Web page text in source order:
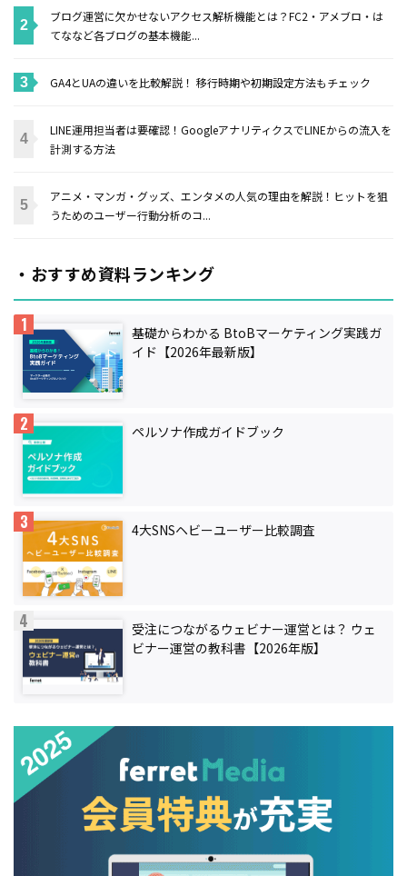
ブログ運営に欠かせないアクセス解析機能とは？FC2・アメブロ・は
てななど各ブログの基本機能...
GA4とUAの違いを比較解説！ 移行時期や初期設定方法もチェック
LINE運用担当者は要確認！GoogleアナリティクスでLINEからの流入を
計測する方法
アニメ・マンガ・グッズ、エンタメの人気の理由を解説！ヒットを狙
うためのユーザー行動分析のコ...
・おすすめ資料ランキング
基礎からわかる BtoBマーケティング実践ガ
イド【2026年最新版】
ペルソナ作成ガイドブック
4大SNSヘビーユーザー比較調査
受注につながるウェビナー運営とは？ ウェ
ビナー運営の教科書【2026年版】